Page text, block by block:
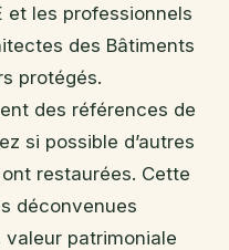
et les professionnels
des Bâtiments
protégés.
des références de
si possible d’autres
restaurées. Cette
déconvenues
patrimoniale